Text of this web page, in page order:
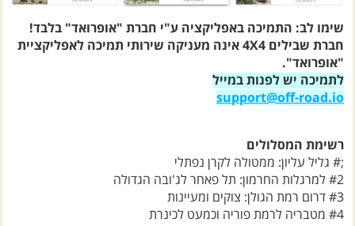
שימו לב: התמיכה באפליקציה ע"י חברת "אופרואד" בלבד!
חברת שבילים 4X4 אינה מעניקה שירותי תמיכה לאפליקציית
"אופרואד".
לתמיכה יש לפנות במייל
support@off-road.io
;# גליל עליון: ממטולה לקרן נפתלי
#2 למרגלות החרמון: תל פאחר לג'ובה הגדולה
#3 דרום רמת הגולן: צוקים ומעיינות
#4 מטבריה לרמת פוריה וכמעט לכינרת
#5 גליל תחתון: רמת סירין, הנחלים והמעיינות